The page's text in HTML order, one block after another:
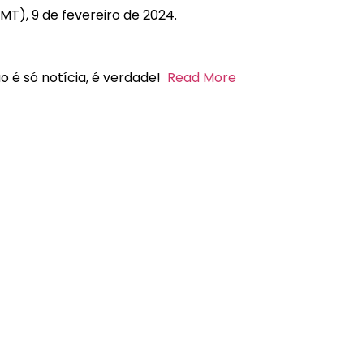
9 de fevereiro de 2024.
é só notícia, é verdade! Read More